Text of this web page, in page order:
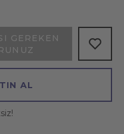
GEREKEN
AL